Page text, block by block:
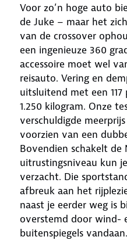
Voor zo’n hoge auto
de Juke – maar het
van de crossover
een ingenieuze 360
accessoire moet wel
reisauto. Vering en
uitsluitend met een
1.250 kilogram. Onze
verschuldigde
voorzien van een
Bovendien schakelt
uitrustingsniveau kun
verzacht. Die
afbreuk aan het
naast je eerder weg is
overstemd door wind-
buitenspiegels vandaan.